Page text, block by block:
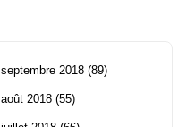
septembre 2018 (89)
août 2018 (55)